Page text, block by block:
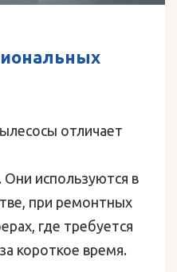
отличает
используются в
при ремонтных
где требуется
короткое время.